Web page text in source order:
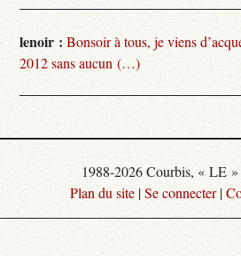
lenoir : Bonsoir à tous, je viens
2012 sans aucun (…)
1988-2026 Courbis, « LE
Plan du site |Se connecter|